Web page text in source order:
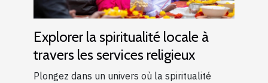
Explorer la spiritualité locale à
travers les services religieux
Plongez dans un univers où la spiritualité